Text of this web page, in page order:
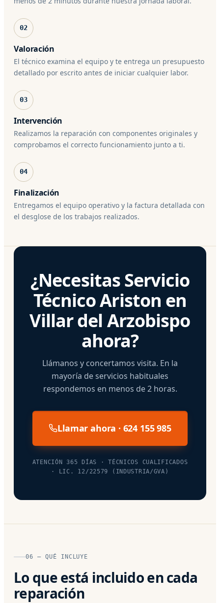
02
Valoración
El técnico examina el equipo y te entrega un presupuesto
detallado por escrito antes de iniciar cualquier labor.
03
Intervención
Realizamos la reparación con componentes originales y
comprobamos el correcto funcionamiento junto a ti.
04
Finalización
Entregamos el equipo operativo y la factura detallada con
el desglose de los trabajos realizados.
¿Necesitas Servicio
Técnico Ariston en
Villar del Arzobispo
ahora?
Llámanos y concertamos visita. En la
mayoría de servicios habituales
respondemos en menos de 2 horas.
Llamar ahora · 624 155 985
ATENCIÓN 365 DÍAS · TÉCNICOS CUALIFICADOS
· LIC. 12/22579 (INDUSTRIA/GVA)
06 — QUÉ INCLUYE
Lo que está incluido en cada
reparación